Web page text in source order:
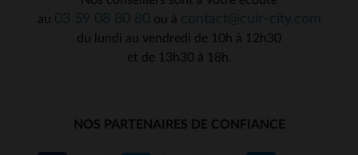
au
ou à
du lundi au vendredi de 10h à 12h30
et de 13h30 à 18h.
NOS PARTENAIRES DE CONFIANCE